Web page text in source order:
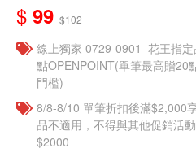
$ 99 $102
線上獨家 0729-0901_花王指
點OPENPOINT(單筆最高贈20
門檻)
8/8-8/10 單筆折扣後滿$2,000
品不適用，不得與其他促銷活
$2000